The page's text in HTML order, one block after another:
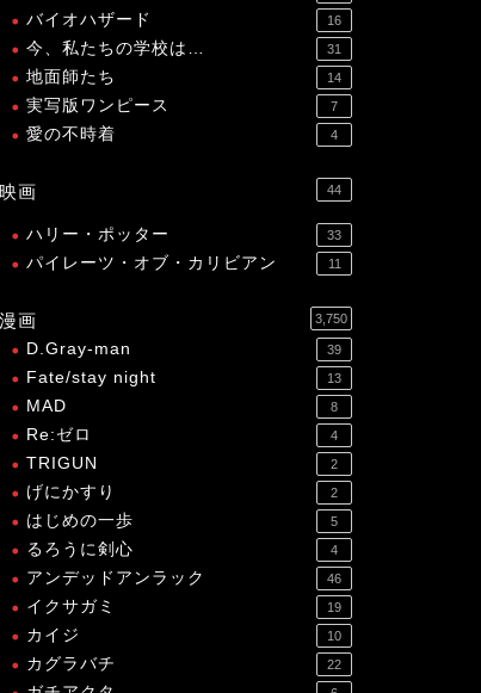
バイオハザード 16
今、私たちの学校は… 31
地面師たち 14
実写版ワンピース 7
愛の不時着 4
映画 44
ハリー・ポッター 33
パイレーツ・オブ・カリビアン 11
漫画 3,750
D.Gray-man 39
Fate/stay night 13
MAD 8
Re:ゼロ 4
TRIGUN 2
げにかすり 2
はじめの一歩 5
るろうに剣心 4
アンデッドアンラック 46
イクサガミ 19
カイジ 10
カグラバチ 22